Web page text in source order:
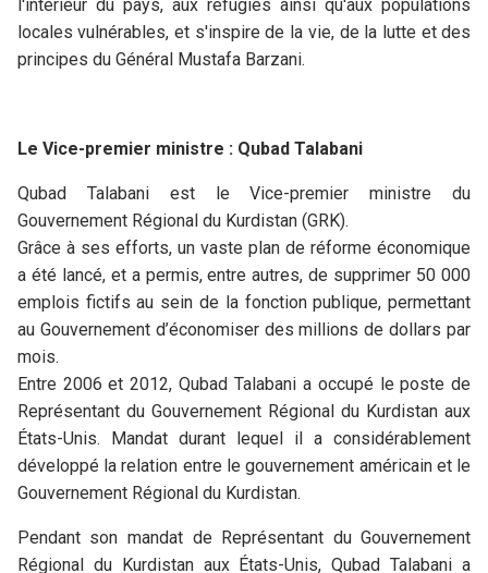
l'intérieur du pays, aux réfugiés ainsi qu'aux populations
locales vulnérables, et s'inspire de la vie, de la lutte et des
principes du Général Mustafa Barzani.
Le Vice-premier ministre : Qubad Talabani
Qubad Talabani est le Vice-premier ministre du
Gouvernement Régional du Kurdistan (GRK).
Grâce à ses efforts, un vaste plan de réforme économique
a été lancé, et a permis, entre autres, de supprimer 50 000
emplois fictifs au sein de la fonction publique, permettant
au Gouvernement d’économiser des millions de dollars par
mois.
Entre 2006 et 2012, Qubad Talabani a occupé le poste de
Représentant du Gouvernement Régional du Kurdistan aux
États-Unis. Mandat durant lequel il a considérablement
développé la relation entre le gouvernement américain et le
Gouvernement Régional du Kurdistan.
Pendant son mandat de Représentant du Gouvernement
Régional du Kurdistan aux États-Unis, Qubad Talabani a